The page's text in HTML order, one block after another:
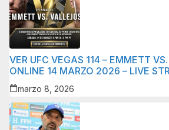
VER UFC VEGAS 114 – EMMETT
ONLINE 14 MARZO 2026 – LIVE
marzo 8, 2026